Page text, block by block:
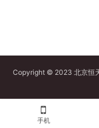
Copyright © 2023 北京恒
手机